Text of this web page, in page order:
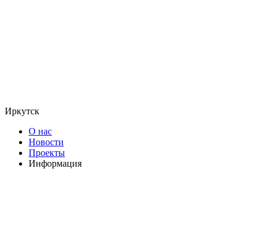
Иркутск
О нас
Новости
Проекты
Информация